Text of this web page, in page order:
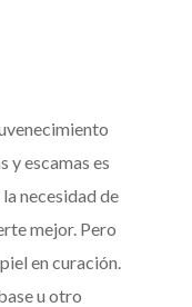
y escamas es
necesidad de
mejor. Pero
en curación.
u otro